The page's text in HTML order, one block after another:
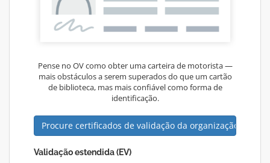
Pense no OV como obter uma carteira de motorista —
mais obstáculos a serem superados do que um cartão
de biblioteca, mas mais confiável como forma de
identificação.
Procure certificados de validação da organização
Validação estendida (EV)